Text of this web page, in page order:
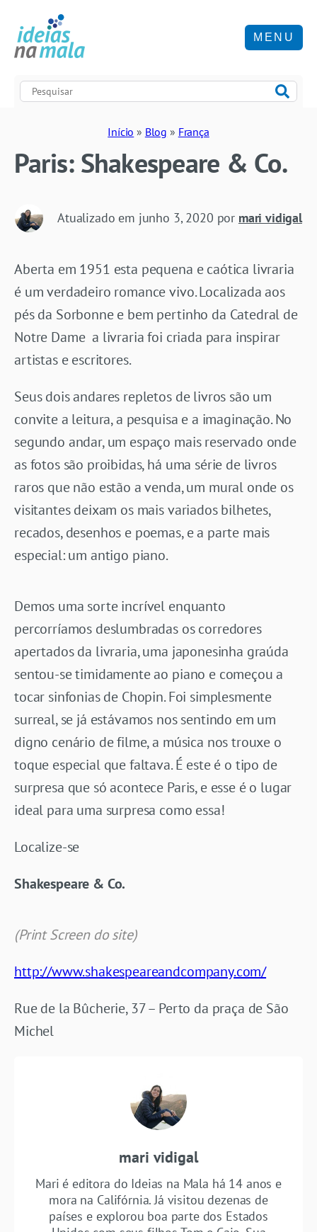
MENU
Início » Blog » França
Paris: Shakespeare & Co.
Atualizado em junho 3, 2020 por mari vidigal
Aberta em 1951 esta pequena e caótica livraria
é um verdadeiro romance vivo. Localizada aos
pés da Sorbonne e bem pertinho da Catedral de
Notre Dame a livraria foi criada para inspirar
artistas e escritores.
Seus dois andares repletos de livros são um
convite a leitura, a pesquisa e a imaginação. No
segundo andar, um espaço mais reservado onde
as fotos são proibidas, há uma série de livros
raros que não estão a venda, um mural onde os
visitantes deixam os mais variados bilhetes,
recados, desenhos e poemas, e a parte mais
especial: um antigo piano.
Demos uma sorte incrível enquanto
percorríamos deslumbradas os corredores
apertados da livraria, uma japonesinha graúda
sentou-se timidamente ao piano e começou a
tocar sinfonias de Chopin. Foi simplesmente
surreal, se já estávamos nos sentindo em um
digno cenário de filme, a música nos trouxe o
toque especial que faltava. É este é o tipo de
surpresa que só acontece Paris, e esse é o lugar
ideal para uma surpresa como essa!
Localize-se
Shakespeare & Co.
(Print Screen do site)
http://www.shakespeareandcompany.com/
Rue de la Bûcherie, 37 – Perto da praça de São
Michel
mari vidigal
Mari é editora do Ideias na Mala há 14 anos e
mora na Califórnia. Já visitou dezenas de
países e explorou boa parte dos Estados